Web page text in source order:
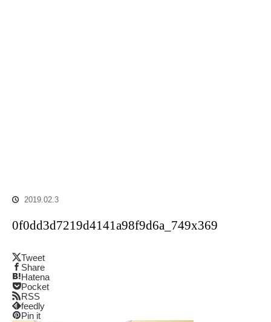
2019.02.3
0f0dd3d7219d4141a98f9d6a_749x369
Tweet
Share
Hatena
Pocket
RSS
feedly
Pin it